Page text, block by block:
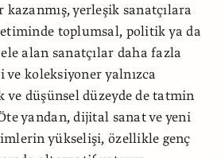
yerleşik sanatçılara
toplumsal, politik ya da
alan sanatçılar daha fazla
koleksiyoner yalnızca
düşünsel düzeyde de tatmin
yandan, dijital sanat ve yeni
yükselişi, özellikle genç